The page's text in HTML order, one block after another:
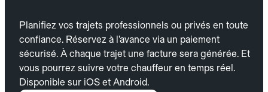
Planifiez vos trajets professionnels ou privés en toute
confiance. Réservez à l’avance via un paiement
sécurisé. À chaque trajet une facture sera générée. Et
vous pourrez suivre votre chauffeur en temps réel.
Disponible sur iOS et Android.